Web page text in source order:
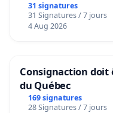
31 signatures
31 Signatures / 7 jours
4 Aug 2026
Consignaction doit
du Québec
169 signatures
28 Signatures / 7 jours